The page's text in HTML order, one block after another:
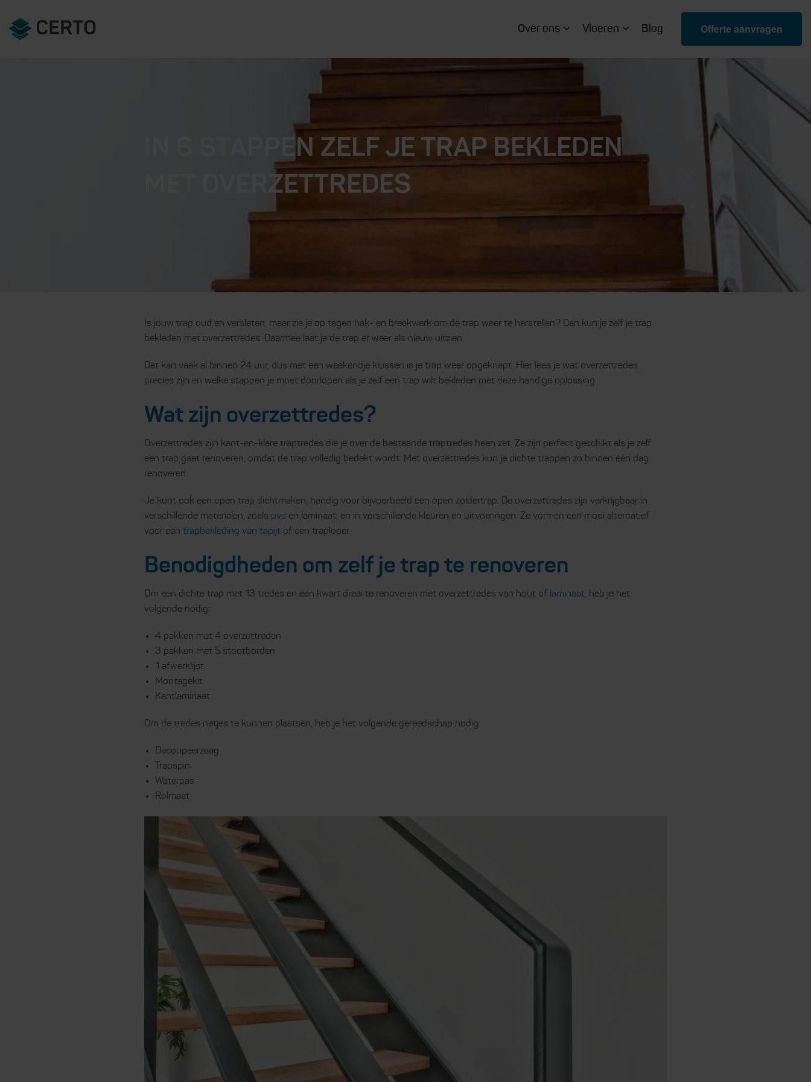
Over ons Vloeren Blog Offerte aanvragen
IN 6 STAPPEN ZELF JE TRAP BEKLEDEN
MET OVERZETTREDES
Is jouw trap oud en versleten, maar zie je op tegen hak- en breekwerk om de trap weer te herstellen? Dan kun je zelf je trap
bekleden met overzettredes. Daarmee laat je de trap er weer als nieuw uitzien.
Dat kan vaak al binnen 24 uur, dus met een weekendje klussen is je trap weer opgeknapt. Hier lees je wat overzettredes
precies zijn en welke stappen je moet doorlopen als je zelf een trap wilt bekleden met deze handige oplossing.
Wat zijn overzettredes?
Overzettredes zijn kant-en-klare traptredes die je over de bestaande traptredes heen zet. Ze zijn perfect geschikt als je zelf
een trap gaat renoveren, omdat de trap volledig bedekt wordt. Met overzettredes kun je dichte trappen zo binnen één dag
renoveren.
Je kunt ook een open trap dichtmaken, handig voor bijvoorbeeld een open zoldertrap. De overzettredes zijn verkrijgbaar in
verschillende materialen, zoals pvc en laminaat, en in verschillende kleuren en uitvoeringen. Ze vormen een mooi alternatief
voor een trapbekleding van tapijt of een traploper.
Benodigdheden om zelf je trap te renoveren
Om een dichte trap met 13 tredes en een kwart draai te renoveren met overzettredes van hout of laminaat, heb je het
volgende nodig:
4 pakken met 4 overzettreden
3 pakken met 5 stootborden
1 afwerklijst
Montagekit
Kantlaminaat
Om de tredes netjes te kunnen plaatsen, heb je het volgende gereedschap nodig:
Decoupeerzaag
Trapspin
Waterpas
Rolmaat